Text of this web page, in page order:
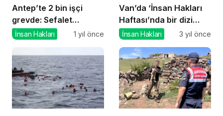
Antep’te 2 bin işçi
grevde: Sefalet
zammını kabul
İnsan Hakları 1 yıl önce
Van’da ‘İnsan Hakları
Haftası’nda bir dizi
eylem
İnsan Hakları 3 yıl önce